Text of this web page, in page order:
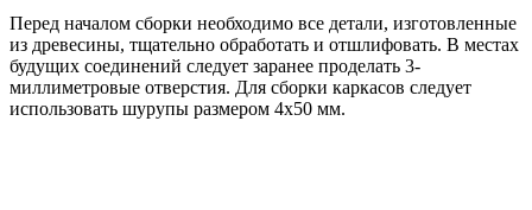
Перед началом сборки необходимо все детали, изготовленные
из древесины, тщательно обработать и отшлифовать. В местах
будущих соединений следует заранее проделать 3-
миллиметровые отверстия. Для сборки каркасов следует
использовать шурупы размером 4х50 мм.